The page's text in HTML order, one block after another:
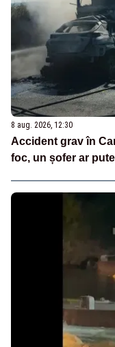
8 aug. 2026, 12:30
Accident grav în
foc, un șofer ar